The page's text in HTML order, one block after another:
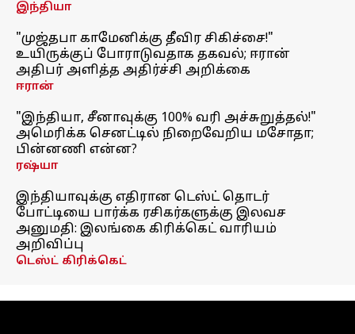
இந்தியா
"முஜ்தபா காமேனிக்கு தீவிர சிகிச்சை!"
உயிருக்குப் போராடுவதாக தகவல்; ஈரான்
அதிபர் அளித்த அதிர்ச்சி அறிக்கை
ஈரான்
"இந்தியா, சீனாவுக்கு 100% வரி அச்சுறுத்தல்!"
அமெரிக்க செனட்டில் நிறைவேறிய மசோதா;
பின்னணி என்ன?
ரஷ்யா
இந்தியாவுக்கு எதிரான டெஸ்ட் தொடர்
போட்டியை பார்க்க ரசிகர்களுக்கு இலவச
அனுமதி: இலங்கை கிரிக்கெட் வாரியம்
அறிவிப்பு
டெஸ்ட் கிரிக்கெட்